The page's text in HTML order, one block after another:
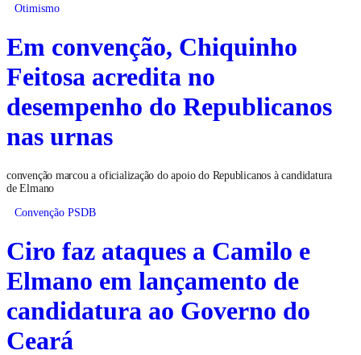
Otimismo
Em convenção, Chiquinho
Feitosa acredita no
desempenho do Republicanos
nas urnas
convenção marcou a oficialização do apoio do Republicanos à candidatura
de Elmano
Convenção PSDB
Ciro faz ataques a Camilo e
Elmano em lançamento de
candidatura ao Governo do
Ceará